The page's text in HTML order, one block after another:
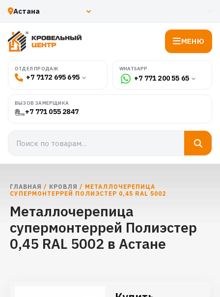
МЕНЮ
ОТДЕЛ ПРОДАЖ
+7 7172 695 695
WHATSAPP
+7 771 200 55 65
ВЫЗОВ ЗАМЕРЩИКА
+7 771 055 2847
ГЛАВНАЯ / КРОВЛЯ / МЕТАЛЛОЧЕРЕПИЦА
СУПЕРМОНТЕРРЕЙ ПОЛИЭСТЕР 0,45 RAL 5002
Металлочерепица
супермонтеррей Полиэстер
0,45 RAL 5002 в Астане